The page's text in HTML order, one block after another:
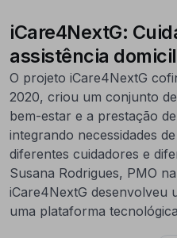
iCare4NextG:
assistência
O projeto iCare4NextG
2020, criou um conjunto
bem-estar e a prestação
integrando necessidades
diferentes cuidadores e
Susana Rodrigues, PMO
iCare4NextG desenvolveu
uma plataforma